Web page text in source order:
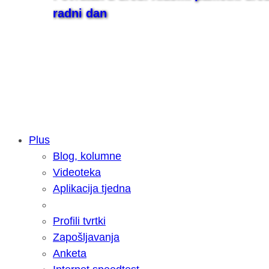
radni dan
Samsung otkrio kako je nastajala
razvoja donijelo tanje i izdržljivije
Plus
Blog, kolumne
Videoteka
Aplikacija tjedna
Profili tvrtki
Zapošljavanja
Anketa